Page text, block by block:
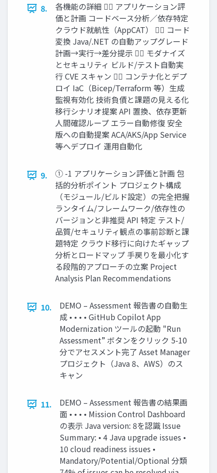
8.
各機能の詳細 １⃣ アプリケーション評
価と計画 コードベース分析／依存特定
クラウド就航性（AppCAT） ２⃣ コード
変換 Java/.NET の⾃動アップグレード
計画→実⾏→差分提⽰ ３⃣ モダナイズ
とセキュリティ ビルド/テスト⾃動実
⾏ CVE スキャン ４⃣ コンテナ化とデプ
ロイ IaC（Bicep/Terraform 等）⽣成
監視有効化 技術負債と課題の⾒える化
移⾏シナリオ提案 API 置換、依存更新
⼈間確認ループ エラー⾃動修復 安全
版への⾃動提案 ACA/AKS/App Service
等へデプロイ 運⽤⾃動化
9.
① -1 アプリケーション評価と計画 包
括的分析ポイント プロジェクト構成
（モジュール/ビルド設定）の完全把握
ランタイム/フレームワーク/依存性の
バージョンと⾮推奨 API 特定 テスト/
品質/セキュリティ観点の事前診断と課
題特定 クラウド移⾏に向けたギャップ
分析とロードマップ ⼿戻りを最⼩化す
る段階的アプローチの⽴案 Project
Analysis Plan Recommendations
10.
DEMO – Assessment 報告書の⾃動⽣
成 • • • • GitHub Copilot App
Modernization ツールの起動 "Run
Assessment” ボタンをクリック 5-10
分でアセスメント完了 Asset Manager
プロジェクト（Java 8、AWS）のス
キャン
11.
DEMO – Assessment 報告書の結果画
⾯ • • • • Mission Control Dashboard
の表⽰ Java version: 8を認識 Issue
Summary: • 4 Java upgrade issues •
10 cloud readiness issues •
Mandatory/Potential/Optional 分類